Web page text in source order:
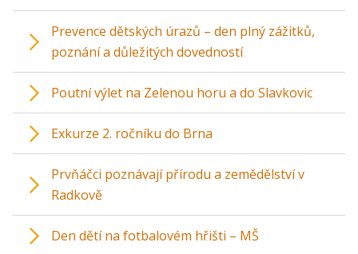
Prevence dětských úrazů – den plný zážitků,
poznání a důležitých dovedností
Poutní výlet na Zelenou horu a do Slavkovic
Exkurze 2. ročníku do Brna
Prvňáčci poznávají přírodu a zemědělství v
Radkově
Den dětí na fotbalovém hřišti – MŠ